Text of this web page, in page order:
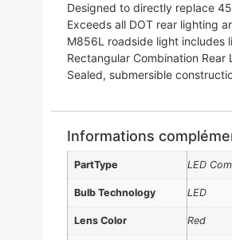
Designed to directly replace
Exceeds all DOT rear lighting
M856L roadside light includes
Rectangular Combination Rear
Sealed, submersible
Informations
PartType LED
Bulb Technology LED
Lens Color Red